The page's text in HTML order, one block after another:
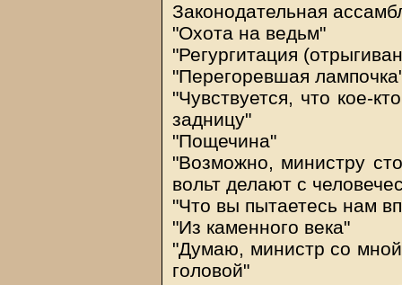
Законодательная
"Охота на ведьм"
"Регургитация
"Перегоревшая
"Чувствуется, что кое-
задницу"
"Пощечина"
"Возможно, министру
вольт делают с
"Что вы пытаетесь нам
"Из каменного века"
"Думаю, министр со
головой"